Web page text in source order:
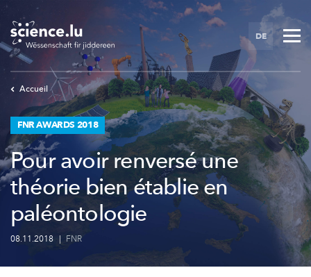
Skip
main
content
DE
Accueil
FNR AWARDS 2018
Pour avoir renversé une
théorie bien établie en
paléontologie
08.11.2018 | FNR